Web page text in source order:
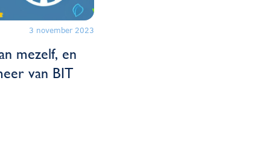
3 november 2023
mezelf, en
van BIT